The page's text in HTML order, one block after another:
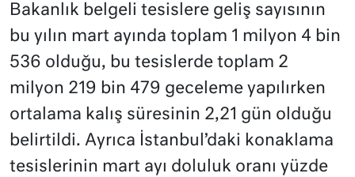
Bakanlık belgeli tesislere geliş sayısının
bu yılın mart ayında toplam 1 milyon 4 bin
536 olduğu, bu tesislerde toplam 2
milyon 219 bin 479 geceleme yapılırken
ortalama kalış süresinin 2,21 gün olduğu
belirtildi. Ayrıca İstanbul’daki konaklama
tesislerinin mart ayı doluluk oranı yüzde